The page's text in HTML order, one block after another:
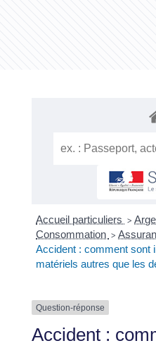
Accueil particuliers >
Consommation >
Accident : comment sont
matériels autres que les
Question-réponse
Accident :